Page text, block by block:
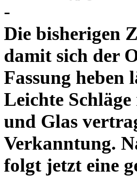
-
Die bisherigen
damit sich der
Fassung heben
Leichte
und Glas
Verkanntung.
folgt jetzt eine